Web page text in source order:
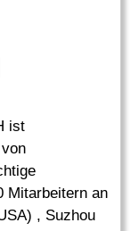
ist
Mitarbeitern an
, Suzhou